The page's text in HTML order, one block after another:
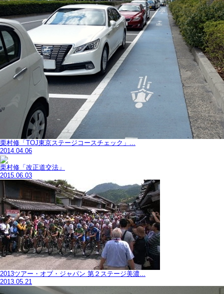
栗村修「TOJ東京ステージコースチェック」...
2014.04.06
栗村修「改正道交法」
2015.06.03
2013ツアー・オブ・ジャパン 第２ステージ美濃...
2013.05.21